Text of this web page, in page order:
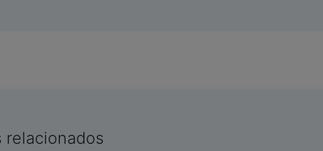
relacionados